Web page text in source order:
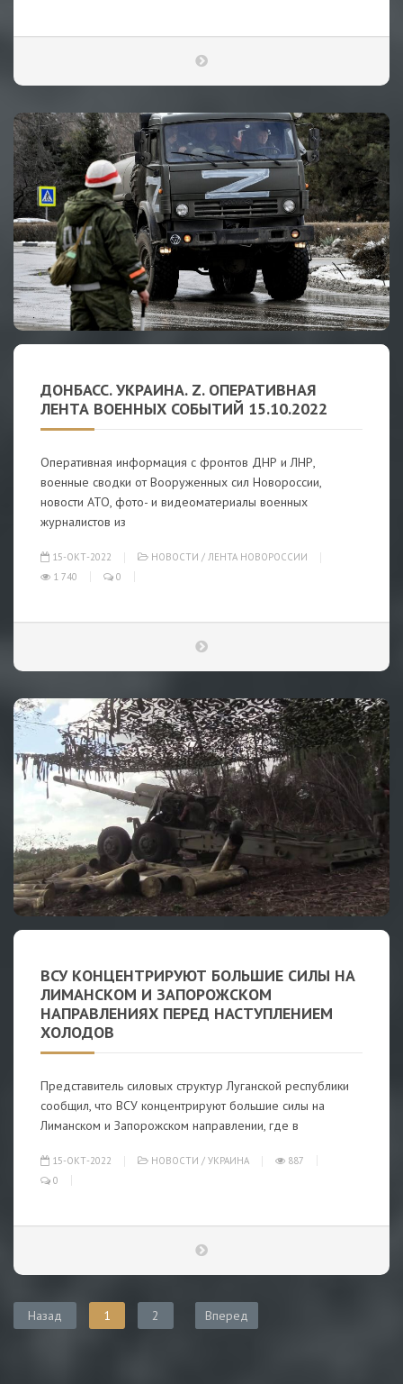
ДОНБАСС. УКРАИНА. Z. ОПЕРАТИВНАЯ
ЛЕНТА ВОЕННЫХ СОБЫТИЙ 15.10.2022
Оперативная информация с фронтов ДНР и ЛНР,
военные сводки от Вооруженных сил Новороссии,
новости АТО, фото- и видеоматериалы военных
журналистов из
15-ОКТ-2022 НОВОСТИ / ЛЕНТА НОВОРОССИИ
1 740
0
ВСУ КОНЦЕНТРИРУЮТ БОЛЬШИЕ СИЛЫ НА
ЛИМАНСКОМ И ЗАПОРОЖСКОМ
НАПРАВЛЕНИЯХ ПЕРЕД НАСТУПЛЕНИЕМ
ХОЛОДОВ
Представитель силовых структур Луганской республики
сообщил, что ВСУ концентрируют большие силы на
Лиманском и Запорожском направлении, где в
15-ОКТ-2022 НОВОСТИ / УКРАИНА
887
0
Назад 1 2 Вперед